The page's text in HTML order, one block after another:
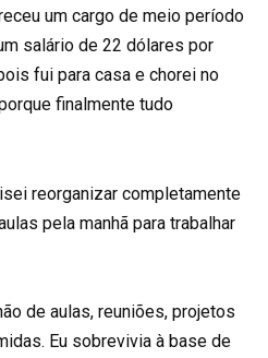
um cargo de meio período
salário de 22 dólares por
fui para casa e chorei no
finalmente tudo
reorganizar completamente
pela manhã para trabalhar
de aulas, reuniões, projetos
Eu sobrevivia à base de